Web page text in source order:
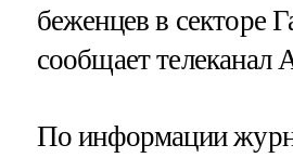
беженцев в секторе
сообщает телеканал
По информации